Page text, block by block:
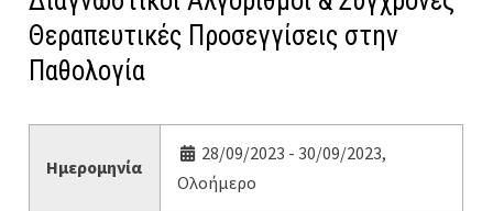
Θεραπευτικές Προσεγγίσεις στην
Παθολογία
Ημερομηνία
28/09/2023 - 30/09/2023,
Ολοήμερο